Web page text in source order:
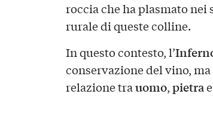
roccia che ha plasmato
rurale di queste colline.
In questo contesto, l’
conservazione del vino,
relazione trauomo,pietrae